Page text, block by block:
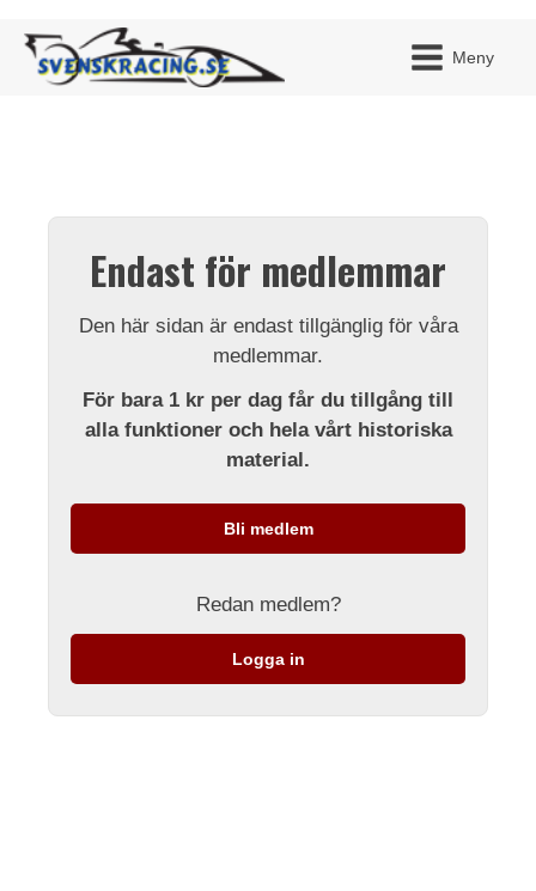
Meny
Endast för medlemmar
Den här sidan är endast tillgänglig för våra
medlemmar.
För bara 1 kr per dag får du tillgång till
alla funktioner och hela vårt historiska
material.
Bli medlem
Redan medlem?
Logga in